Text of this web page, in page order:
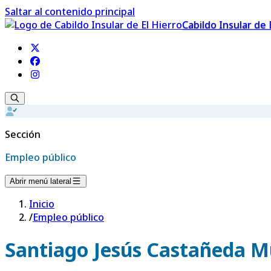
Saltar al contenido principal
Cabildo Insular de
Sección
Empleo público
Abrir menú lateral
Inicio
/Empleo público
Santiago Jesús Castañeda